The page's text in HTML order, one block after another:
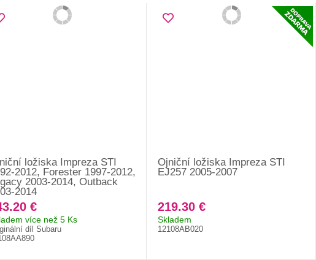
ložiska Impreza STI
2012, Forester 1997-2012,
2003-2014, Outback
2014
€
více než 5 Ks
díl Subaru
Ojniční ložiska Impreza STI
EJ257 2005-2007
219.30 €
Skladem
12108AB020